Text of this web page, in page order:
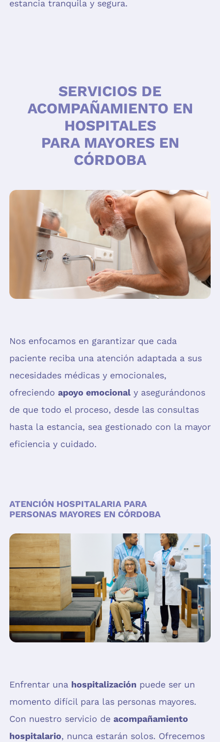
estancia tranquila y segura.
SERVICIOS DE
ACOMPAÑAMIENTO EN
HOSPITALES
PARA MAYORES EN
CÓRDOBA
Nos enfocamos en garantizar que cada
paciente reciba una atención adaptada a sus
necesidades médicas y emocionales,
ofreciendo apoyo emocionaly asegurándonos
de que todo el proceso, desde las consultas
hasta la estancia, sea gestionado con la mayor
eficiencia y cuidado.
ATENCIÓN HOSPITALARIA PARA
PERSONAS MAYORES EN CÓRDOBA
Enfrentar una hospitalización puede ser un
momento difícil para las personas mayores.
Con nuestro servicio de acompañamiento
hospitalario, nunca estarán solos. Ofrecemos